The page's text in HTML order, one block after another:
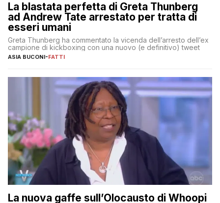
La blastata perfetta di Greta Thunberg
ad Andrew Tate arrestato per tratta di
esseri umani
Greta Thunberg ha commentato la vicenda dell’arresto dell’ex
campione di kickboxing con una nuovo (e definitivo) tweet
ASIA BUCONI-FATTI
La nuova gaffe sull’Olocausto di Whoopi